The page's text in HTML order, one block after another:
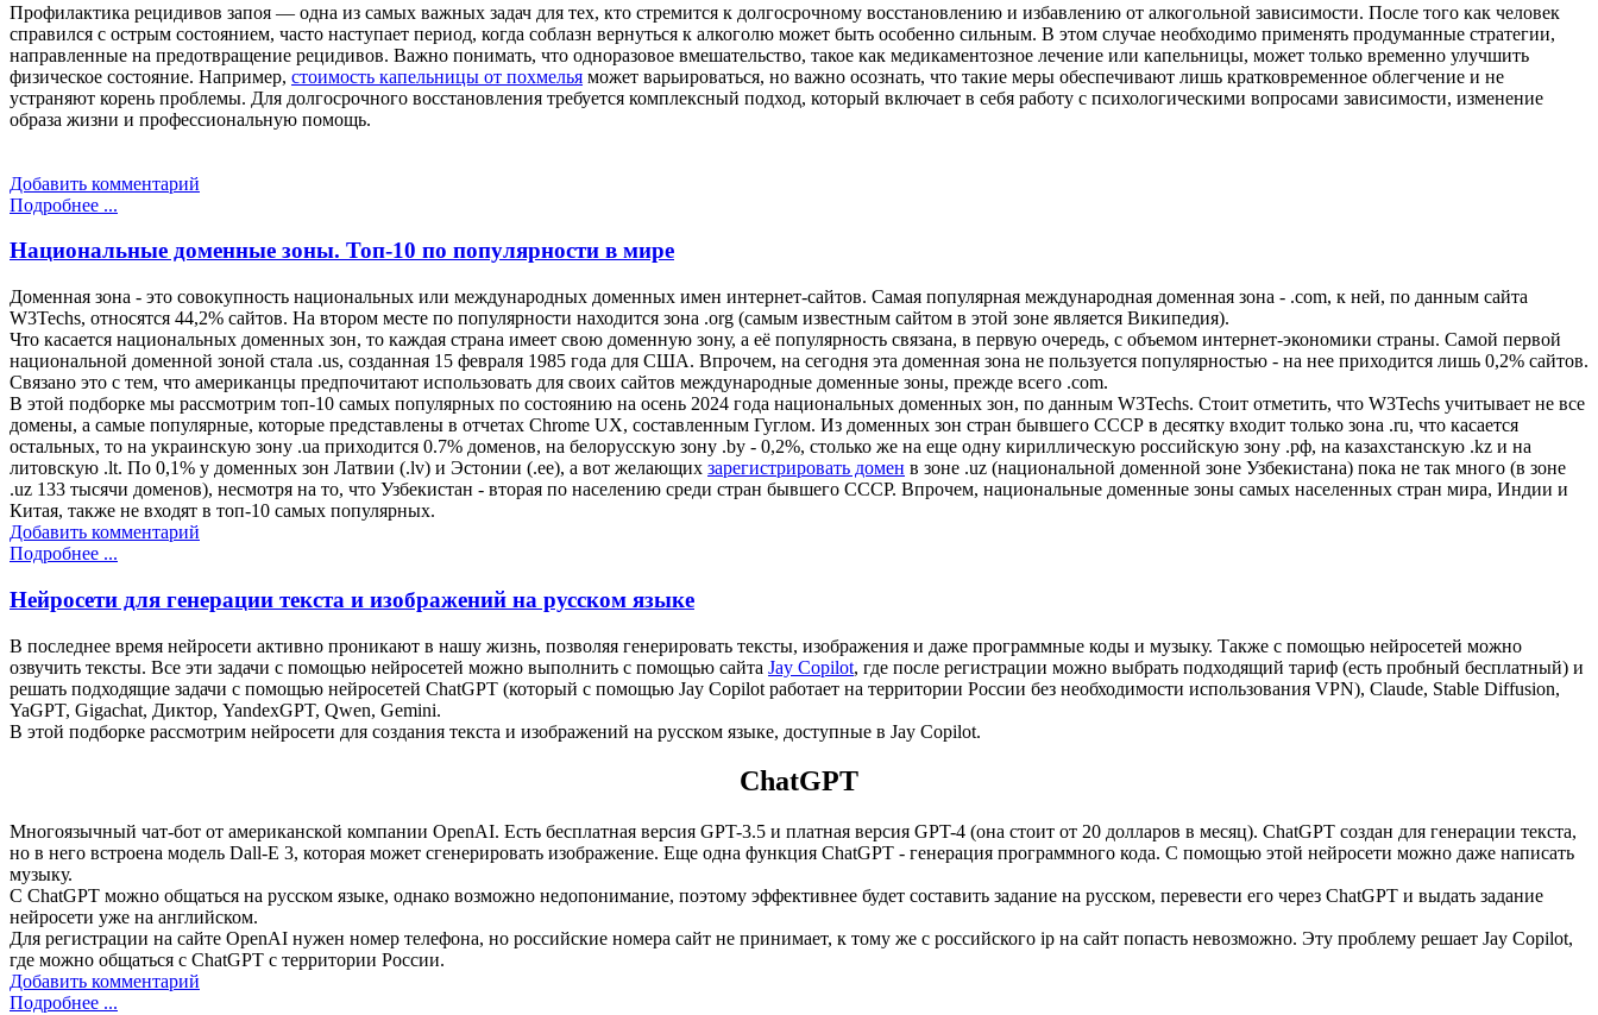
Профилактика рецидивов запоя — одна из самых важных задач для тех, кто стремится к долгосрочному восстановлению и избавлению от алкогольной зависимости. После того как человек
справился с острым состоянием, часто наступает период, когда соблазн вернуться к алкоголю может быть особенно сильным. В этом случае необходимо применять продуманные стратегии,
направленные на предотвращение рецидивов. Важно понимать, что одноразовое вмешательство, такое как медикаментозное лечение или капельницы, может только временно улучшить
физическое состояние. Например, стоимость капельницы от похмелья может варьироваться, но важно осознать, что такие меры обеспечивают лишь кратковременное облегчение и не
устраняют корень проблемы. Для долгосрочного восстановления требуется комплексный подход, который включает в себя работу с психологическими вопросами зависимости, изменение
образа жизни и профессиональную помощь.
Добавить комментарий
Подробнее ...
Национальные доменные зоны. Топ-10 по популярности в мире
Доменная зона - это совокупность национальных или международных доменных имен интернет-сайтов. Самая популярная международная доменная зона - .com, к ней, по данным сайта
W3Techs, относятся 44,2% сайтов. На втором месте по популярности находится зона .org (самым известным сайтом в этой зоне является Википедия).
Что касается национальных доменных зон, то каждая страна имеет свою доменную зону, а её популярность связана, в первую очередь, с объемом интернет-экономики страны. Самой первой
национальной доменной зоной стала .us, созданная 15 февраля 1985 года для США. Впрочем, на сегодня эта доменная зона не пользуется популярностью - на нее приходится лишь 0,2% сайтов.
Связано это с тем, что американцы предпочитают использовать для своих сайтов международные доменные зоны, прежде всего .com.
В этой подборке мы рассмотрим топ-10 самых популярных по состоянию на осень 2024 года национальных доменных зон, по данным W3Techs. Стоит отметить, что W3Techs учитывает не все
домены, а самые популярные, которые представлены в отчетах Chrome UX, составленным Гуглом. Из доменных зон стран бывшего СССР в десятку входит только зона .ru, что касается
остальных, то на украинскую зону .ua приходится 0.7% доменов, на белорусскую зону .by - 0,2%, столько же на еще одну кириллическую российскую зону .рф, на казахстанскую .kz и на
литовскую .lt. По 0,1% у доменных зон Латвии (.lv) и Эстонии (.ee), а вот желающих зарегистрировать домен в зоне .uz (национальной доменной зоне Узбекистана) пока не так много (в зоне
.uz 133 тысячи доменов), несмотря на то, что Узбекистан - вторая по населению среди стран бывшего СССР. Впрочем, национальные доменные зоны самых населенных стран мира, Индии и
Китая, также не входят в топ-10 самых популярных.
Добавить комментарий
Подробнее ...
Нейросети для генерации текста и изображений на русском языке
В последнее время нейросети активно проникают в нашу жизнь, позволяя генерировать тексты, изображения и даже программные коды и музыку. Также с помощью нейросетей можно
озвучить тексты. Все эти задачи с помощью нейросетей можно выполнить с помощью сайта Jay Copilot, где после регистрации можно выбрать подходящий тариф (есть пробный бесплатный) и
решать подходящие задачи с помощью нейросетей ChatGPT (который с помощью Jay Copilot работает на территории России без необходимости использования VPN), Claude, Stable Diffusion,
YaGPT, Gigachat, Диктор, YandexGPT, Qwen, Gemini.
В этой подборке рассмотрим нейросети для создания текста и изображений на русском языке, доступные в Jay Copilot.
ChatGPT
Многоязычный чат-бот от американской компании OpenAI. Есть бесплатная версия GPT-3.5 и платная версия GPT-4 (она стоит от 20 долларов в месяц). ChatGPT создан для генерации текста,
но в него встроена модель Dall-E 3, которая может сгенерировать изображение. Еще одна функция ChatGPT - генерация программного кода. С помощью этой нейросети можно даже написать
музыку.
С ChatGPT можно общаться на русском языке, однако возможно недопонимание, поэтому эффективнее будет составить задание на русском, перевести его через ChatGPT и выдать задание
нейросети уже на английском.
Для регистрации на сайте OpenAI нужен номер телефона, но российские номера сайт не принимает, к тому же с российского ip на сайт попасть невозможно. Эту проблему решает Jay Copilot,
где можно общаться с ChatGPT с территории России.
Добавить комментарий
Подробнее ...